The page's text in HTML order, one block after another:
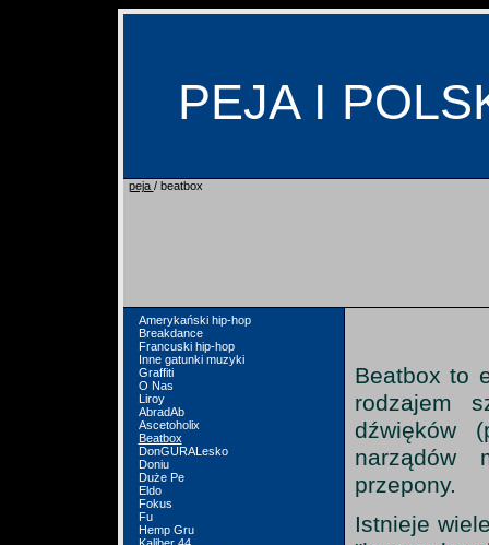
PEJA I
peja / beatbox
Amerykański hip-hop
Breakdance
Francuski hip-hop
Inne gatunki muzyki
Graffiti
O Nas
Liroy
AbradAb
Ascetoholix
Beatbox
DonGURALesko
Doniu
Duże Pe
Eldo
Fokus
Fu
Hemp Gru
Beatbox to
rodzajem
dźwięków
narządów
przepony.
Istnieje